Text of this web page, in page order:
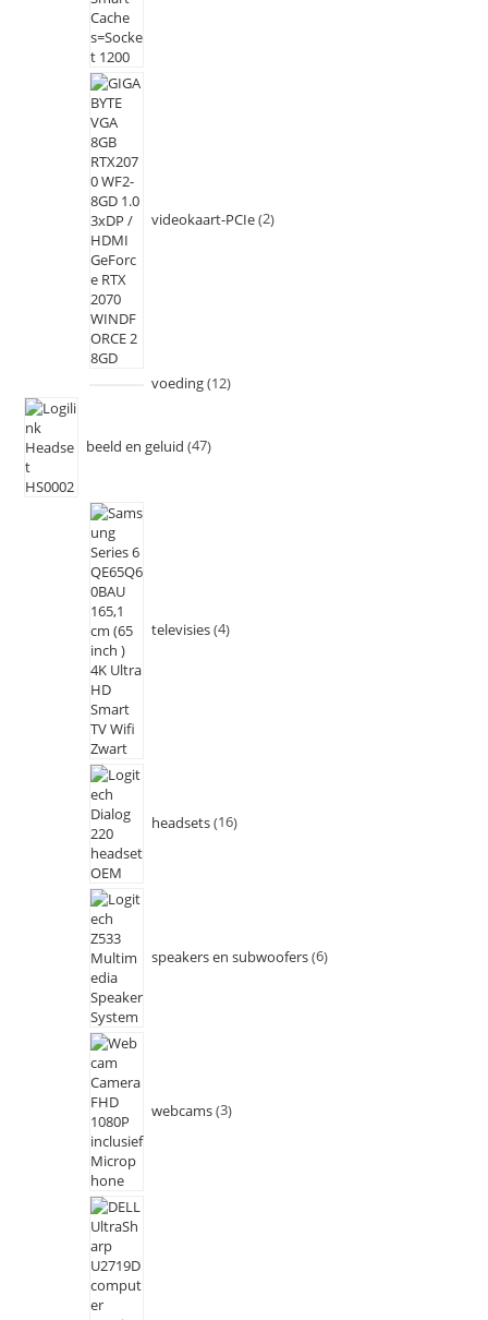
videokaart-PCIe 2
voeding 12
beeld en geluid 47
televisies 4
headsets 16
speakers en subwoofers 6
webcams 3